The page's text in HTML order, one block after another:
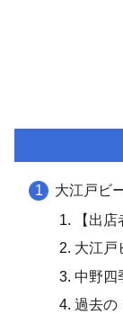
大江戸ビ
【出店
大江戸
中野四
過去の